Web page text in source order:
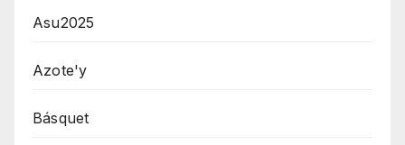
Asu2025
Azote'y
Básquet